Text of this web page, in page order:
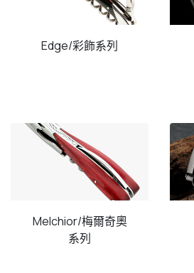
Edge/彩飾系列
Melchior/梅爾奇奧
系列